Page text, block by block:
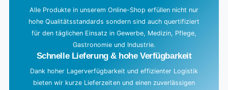
Alle Produkte in unserem Online-Shop erfüllen nicht nur
hohe Qualitätsstandards sondern sind auch quertifiziert
für den täglichen Einsatz in Gewerbe, Medizin, Pflege,
Gastronomie und Industrie.
Schnelle Lieferung & hohe Verfügbarkeit
Dank hoher Lagerverfügbarkeit und effizienter Logistik
bieten wir kurze Lieferzeiten und einen zuverlässigen